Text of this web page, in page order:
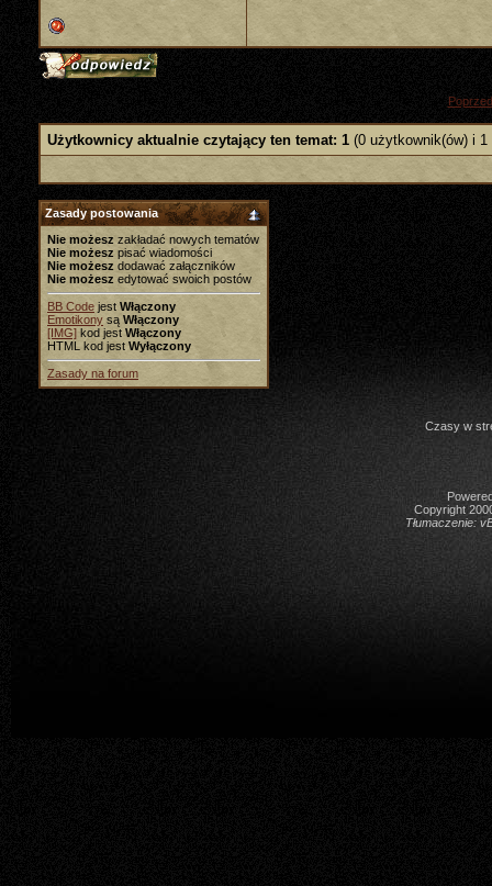
Użytkownicy aktualnie czytający ten temat: 1 (0 użytkownik(ów) i 1
Zasady postowania
Nie możesz zakładać nowych tematów
Nie możesz pisać wiadomości
Nie możesz dodawać załączników
Nie możesz edytować swoich postów
BB Code jest Włączony
Emotikony są Włączony
[IMG] kod jest Włączony
HTML kod jest Wyłączony
Zasady na forum
Czasy w
Copyright
Tłumaczenie: